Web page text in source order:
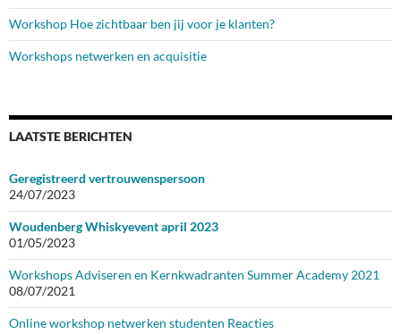
Workshop Hoe zichtbaar ben jij voor je klanten?
Workshops netwerken en acquisitie
LAATSTE BERICHTEN
Geregistreerd vertrouwenspersoon
24/07/2023
Woudenberg Whiskyevent april 2023
01/05/2023
Workshops Adviseren en Kernkwadranten Summer Academy 2021
08/07/2021
Online workshop netwerken studenten Reacties